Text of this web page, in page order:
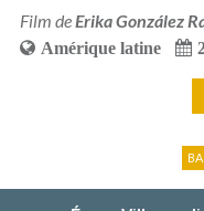
Film de Erika González
Amérique latine